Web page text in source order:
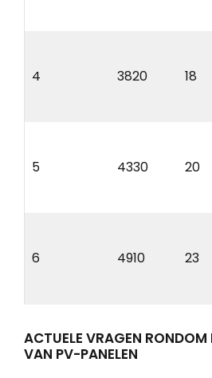
4 3820 18
5 4330 20
6 4910 23
ACTUELE VRAGEN RONDOM
VAN PV-PANELEN